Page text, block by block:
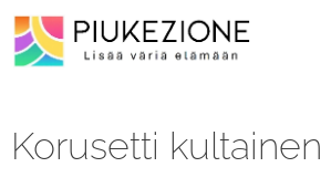
Korusetti kultainen